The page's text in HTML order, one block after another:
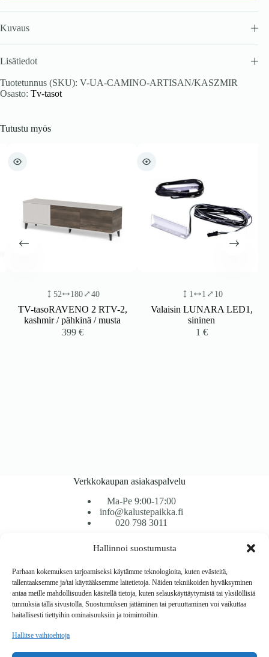
Hallinnoi suostumusta
Parhaan kokemuksen tarjoamiseksi käytämme teknologioita, kuten evästeitä,
tallentaaksemme ja/tai käyttääksemme laitetietoja. Näiden tekniikoiden hyväksyminen
antaa meille mahdollisuuden käsitellä tietoja, kuten selauskäyttäytymistä tai yksilöllisiä
tunnuksia tällä sivustolla. Suostumuksen jättäminen tai peruuttaminen voi vaikuttaa
haitallisesti tiettyihin ominaisuuksiin ja toimintoihin.
Hallitse vaihtoehtoja
Kuvaus
Lisätiedot
Tuotetunnus (SKU): V-UA-CAMINO-ARTISAN/KASZMIR
Osasto: Tv-tasot
Tutustu myös
52 180 40
TV-tasoRAVENO 2 RTV-2,
kashmir / pähkinä / musta
399€
1 1 10
Valaisin LUNARA LED1,
sininen
1€
Verkkokaupan asiakaspalvelu
Ma-Pe 9:00-17:00
info@kalustepaikka.fi
020 798 3011
Tavarantoimitus / Maksutavat
Toimitustavat
Maksutavat
Vaihto ja palautus
Reklamaatiot